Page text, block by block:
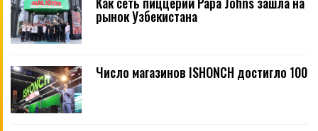
рынок Узбекистана
Число магазинов ISHONCH достигло 100